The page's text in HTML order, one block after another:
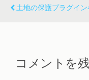
土地の保護プラグイ
コメントを